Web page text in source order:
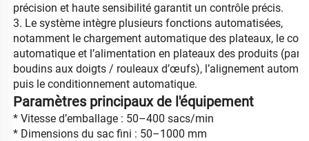
précision et haute sensibilité garantit un contrôle précis.
3. Le système intègre plusieurs fonctions automatisées,
notamment le chargement automatique des plateaux, le
automatique et l’alimentation en plateaux des produits (par
boudins aux doigts / rouleaux d’œufs), l’alignement
puis le conditionnement automatique.
Paramètres principaux de l'équipement
* Vitesse d’emballage : 50–400 sacs/min
* Dimensions du sac fini : 50–1000 mm